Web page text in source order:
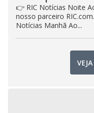
👉 RIC Notícias Noite
nosso parceiro
Notícias Manhã Ao...